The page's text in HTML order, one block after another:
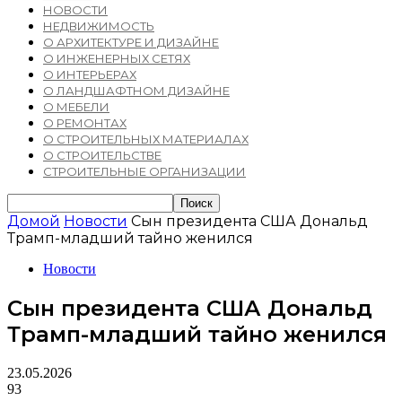
НОВОСТИ
НЕДВИЖИМОСТЬ
О АРХИТЕКТУРЕ И ДИЗАЙНЕ
О ИНЖЕНЕРНЫХ СЕТЯХ
О ИНТЕРЬЕРАХ
О ЛАНДШАФТНОМ ДИЗАЙНЕ
О МЕБЕЛИ
О РЕМОНТАХ
О СТРОИТЕЛЬНЫХ МАТЕРИАЛАХ
О СТРОИТЕЛЬСТВЕ
СТРОИТЕЛЬНЫЕ ОРГАНИЗАЦИИ
Домой Новости Сын президента США Дональд
Трамп-младший тайно женился
Новости
Сын президента США Дональд
Трамп-младший тайно женился
23.05.2026
93